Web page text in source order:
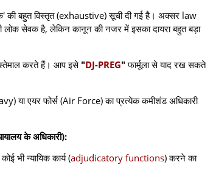
की बहुत विस्तृत (exhaustive) सूची दी गई है। अक्सर law
लोक सेवक है, लेकिन कानून की नजर में इसका दायरा बहुत बड़ा
करते हैं। आप इसे "DJ-PREG" फार्मूला से याद रख सकते
या एयर फोर्स (Air Force) का प्रत्येक कमीशंड अधिकारी
के अधिकारी):
भी न्यायिक कार्य (adjudicatory functions) करने का